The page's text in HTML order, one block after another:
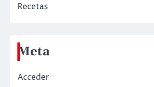
Recetas
Meta
Acceder